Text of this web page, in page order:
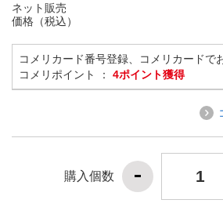
ネット販売
価格（税込）
コメリカード番号登録、コメリカードで
コメリポイント ： 4ポイント獲得
購入個数